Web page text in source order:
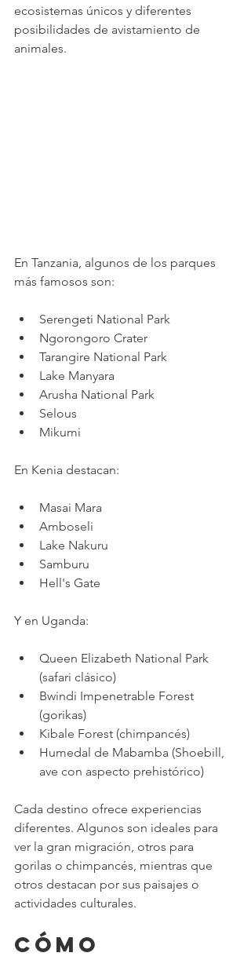
ecosistemas únicos y diferentes
posibilidades de avistamiento de
animales.
En Tanzania, algunos de los parques
más famosos son:
Serengeti National Park
Ngorongoro Crater
Tarangire National Park
Lake Manyara
Arusha National Park
Selous
Mikumi
En Kenia destacan:
Masai Mara
Amboseli
Lake Nakuru
Samburu
Hell's Gate
Y en Uganda:
Queen Elizabeth National Park
(safari clásico)
Bwindi Impenetrable Forest
(gorikas)
Kibale Forest (chimpancés)
Humedal de Mabamba (Shoebill,
ave con aspecto prehistórico)
Cada destino ofrece experiencias
diferentes. Algunos son ideales para
ver la gran migración, otros para
gorilas o chimpancés, mientras que
otros destacan por sus paisajes o
actividades culturales.
Cómo